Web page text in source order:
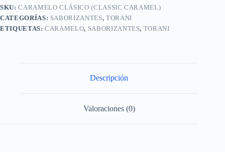
PET
750 ml
cantidad
SKU:CARAMELO CLÁSICO (CLASSIC CARAMEL)
CATEGORÍAS: SABORIZANTES, TORANI
ETIQUETAS:CARAMELO, SABORIZANTES, TORANI
Descripción
Valoraciones (0)